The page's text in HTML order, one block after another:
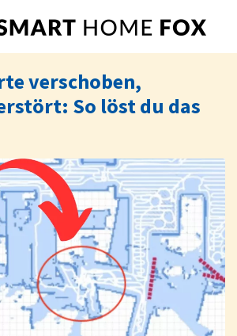
verschoben,
So löst du das